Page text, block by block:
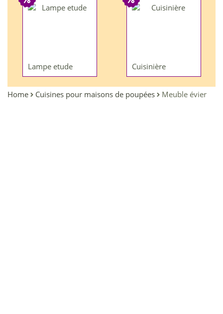
Lampe etude Cuisinière
Home Cuisines pour maisons de poupées Meuble évier